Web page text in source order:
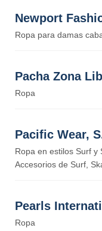
Newport
Ropa para damas
Pacha Zona
Ropa
Pacific Wear,
Ropa en estilos Surf y
Accesorios de Surf,
Pearls
Ropa